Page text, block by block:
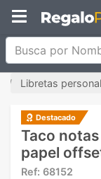
Busca por
Libretas
Destacado
Taco
papel
Ref: 68152